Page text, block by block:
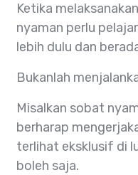
Ketika
nyaman perlu
lebih dulu dan
Bukanlah
Misalkan sobat
berharap
terlihat eksklusif di
boleh saja.